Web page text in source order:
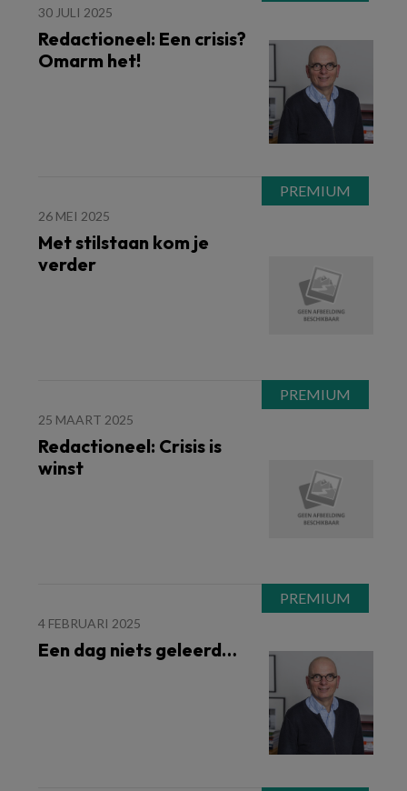
30 JULI 2025
Redactioneel: Een crisis?
Omarm het!
26 MEI 2025
Met stilstaan kom je
verder
25 MAART 2025
Redactioneel: Crisis is
winst
4 FEBRUARI 2025
Een dag niets geleerd…